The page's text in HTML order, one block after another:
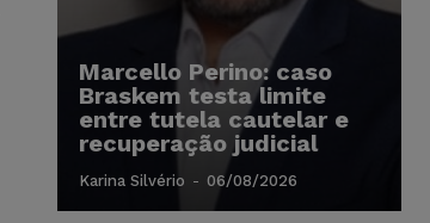
Marcello Perino: caso
Braskem testa limite
entre tutela cautelar e
recuperação judicial
Karina Silvério - 06/08/2026